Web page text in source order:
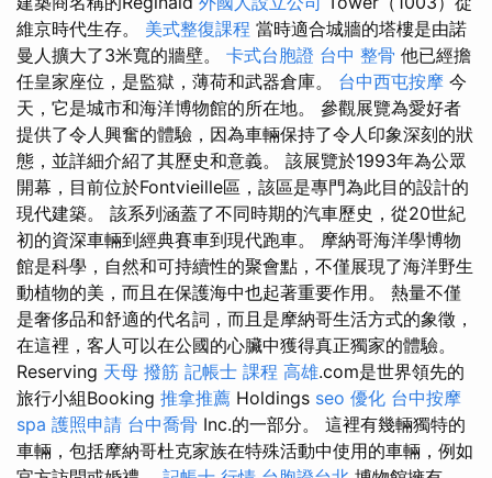
維京時代生存。 美式整復課程 當時適合城牆的塔樓是由諾
曼人擴大了3米寬的牆壁。 卡式台胞證 台中 整骨 他已經擔
任皇家座位，是監獄，薄荷和武器倉庫。 台中西屯按摩 今
天，它是城市和海洋博物館的所在地。 參觀展覽為愛好者
提供了令人興奮的體驗，因為車輛保持了令人印象深刻的狀
態，並詳細介紹了其歷史和意義。 該展覽於1993年為公眾
開幕，目前位於Fontvieille區，該區是專門為此目的設計的
現代建築。 該系列涵蓋了不同時期的汽車歷史，從20世紀
初的資深車輛到經典賽車到現代跑車。 摩納哥海洋學博物
館是科學，自然和可持續性的聚會點，不僅展現了海洋野生
動植物的美，而且在保護海中也起著重要作用。 熱量不僅
是奢侈品和舒適的代名詞，而且是摩納哥生活方式的象徵，
在這裡，客人可以在公國的心臟中獲得真正獨家的體驗。
Reserving 天母 撥筋 記帳士 課程 高雄.com是世界領先的
旅行小組Booking 推拿推薦 Holdings seo 優化 台中按摩
spa 護照申請 台中喬骨 Inc.的一部分。 這裡有幾輛獨特的
車輛，包括摩納哥杜克家族在特殊活動中使用的車輛，例如